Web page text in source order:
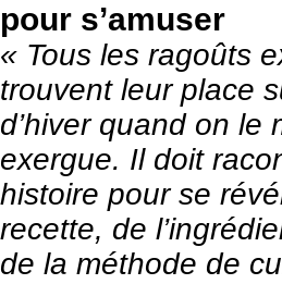
pour s’amuser
« Tous les ragoûts
trouvent leur place
d’hiver quand on le
exergue. Il doit
histoire pour se
recette, de
de la méthode de